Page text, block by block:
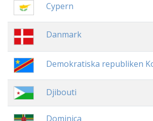
Cypern
Danmark
Demokratiska republiken
Djibouti
Dominica